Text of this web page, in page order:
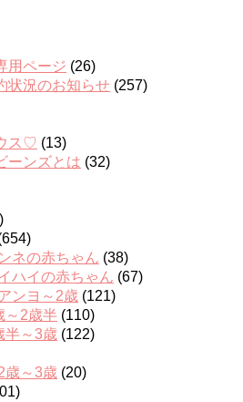
用ページ (26)
状況のお知らせ (257)
ス♡ (13)
ーンズとは (32)
ネの赤ちゃん (38)
ハイの赤ちゃん (67)
ンヨ～2歳 (121)
～2歳半 (110)
半～3歳 (122)
歳～3歳 (20)